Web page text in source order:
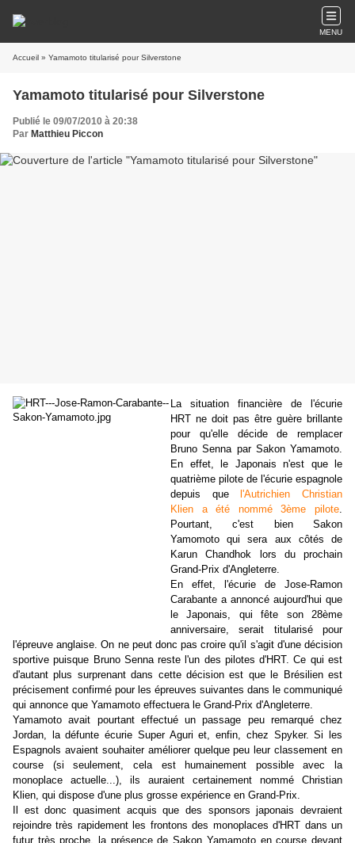
MENU
Accueil » Yamamoto titularisé pour Silverstone
Yamamoto titularisé pour Silverstone
Publié le 09/07/2010 à 20:38
Par Matthieu Piccon
La situation financière de l'écurie
HRT ne doit pas être guère brillante
pour qu'elle décide de remplacer
Bruno Senna par Sakon Yamamoto.
En effet, le Japonais n'est que le
quatrième pilote de l'écurie espagnole
depuis que
l'Autrichien Christian
Klien a été nommé 3ème pilote.
Pourtant, c'est bien Sakon
Yamomoto qui sera aux côtés de
Karun Chandhok lors du prochain
Grand-Prix d'Angleterre.
En effet, l'écurie de Jose-Ramon
Carabante a annoncé aujourd'hui que
le Japonais, qui fête son 28ème
anniversaire, serait titularisé pour
l'épreuve anglaise. On ne peut donc pas croire qu'il s'agit d'une décision
sportive puisque Bruno Senna reste l'un des pilotes d'HRT. Ce qui est
d'autant plus surprenant dans cette décision est que le Brésilien est
précisement confirmé pour les épreuves suivantes dans le communiqué
qui annonce que Yamamoto effectuera le Grand-Prix d'Angleterre.
Yamamoto avait pourtant effectué un passage peu remarqué chez
Jordan, la défunte écurie Super Aguri et, enfin, chez Spyker. Si les
Espagnols avaient souhaiter améliorer quelque peu leur classement en
course (si seulement, cela est humainement possible avec la
monoplace actuelle...), ils auraient certainement nommé Christian
Klien, qui dispose d'une plus grosse expérience en Grand-Prix.
Il est donc quasiment acquis que des sponsors japonais devraient
rejoindre très rapidement les frontons des monoplaces d'HRT dans un
futur très proche, la présence de Sakon Yamamoto en course devant